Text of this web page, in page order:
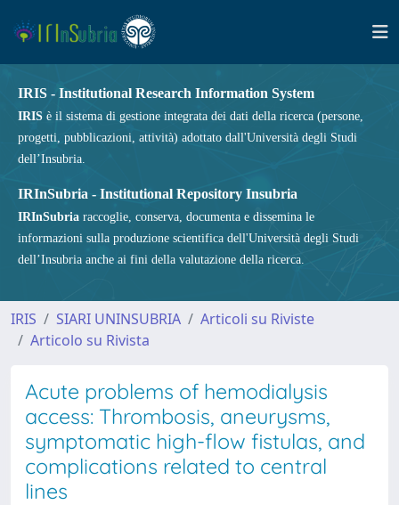
IRIS - Institutional Research Information System
IRIS è il sistema di gestione integrata dei dati della ricerca (persone,
progetti, pubblicazioni, attività) adottato dall'Università degli Studi
dell’Insubria.
IRInSubria - Institutional Repository Insubria
IRInSubria raccoglie, conserva, documenta e dissemina le
informazioni sulla produzione scientifica dell'Università degli Studi
dell’Insubria anche ai fini della valutazione della ricerca.
IRIS SIARI UNINSUBRIA
Articoli su Riviste
Articolo su Rivista
Acute problems of hemodialysis
access: Thrombosis, aneurysms,
symptomatic high-flow fistulas, and
complications related to central
lines